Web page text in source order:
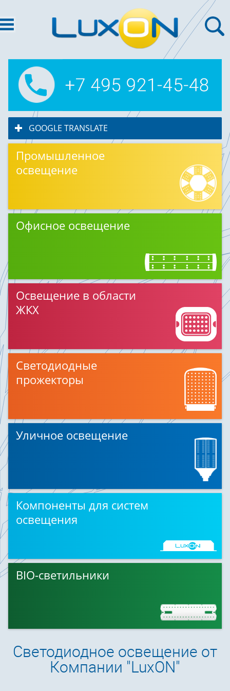
GOOGLE TRANSLATE
Промышленное
освещение
Офисное освещение
Освещение в области
ЖКХ
Светодиодные
прожекторы
Уличное освещение
Компоненты для систем
освещения
BIO-светильники
Светодиодное освещение от
Компании "LuxON"